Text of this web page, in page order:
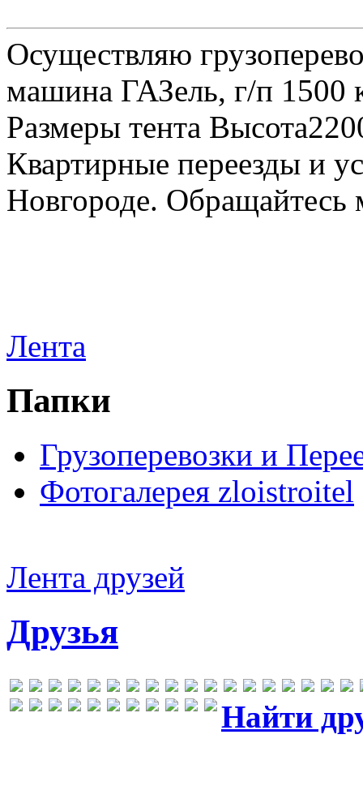
Осуществляю
машина ГАЗель, г/п 1500
Размеры тента
Квартирные переезды и
Новгороде.
Лента
Папки
Грузоперевозки и
Фотогалерея zloistroitel
Лента друзей
Друзья
Найти